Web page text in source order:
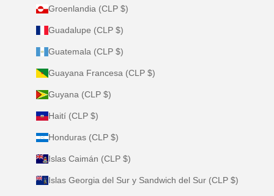
Groenlandia (CLP $)
Guadalupe (CLP $)
Guatemala (CLP $)
Guayana Francesa (CLP $)
Guyana (CLP $)
Haití (CLP $)
Honduras (CLP $)
Islas Caimán (CLP $)
Islas Georgia del Sur y Sandwich del Sur (CLP $)